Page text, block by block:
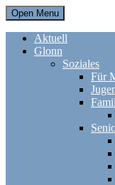
Open Menu
Aktuell
Glonn
Soziales
Für